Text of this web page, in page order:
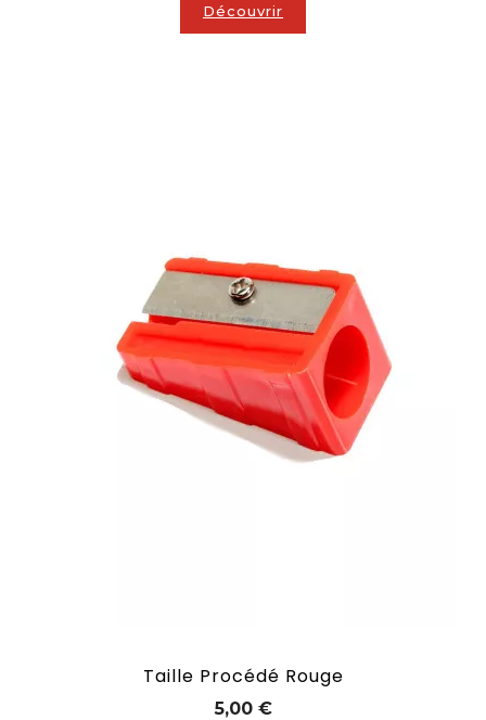
Découvrir
Taille Procédé Rouge
5,00 €Prix